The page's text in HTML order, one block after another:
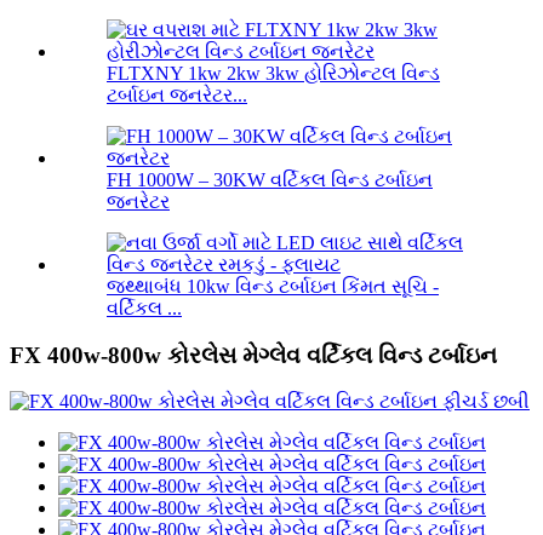
FLTXNY 1kw 2kw 3kw હોરિઝોન્ટલ વિન્ડ
ટર્બાઇન જનરેટર...
FH 1000W – 30KW વર્ટિકલ વિન્ડ ટર્બાઇન
જનરેટર
જથ્થાબંધ 10kw વિન્ડ ટર્બાઇન કિંમત સૂચિ -
વર્ટિકલ ...
FX 400w-800w કોરલેસ મેગ્લેવ વર્ટિકલ વિન્ડ ટર્બાઇન